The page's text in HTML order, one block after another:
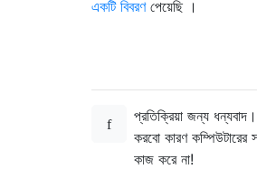
একটি বিবরণপেয়েছি ।
প্রতিক্রিয়া জন্য ধন্যবাদ।
করবো কারণ
কাজ করে না!